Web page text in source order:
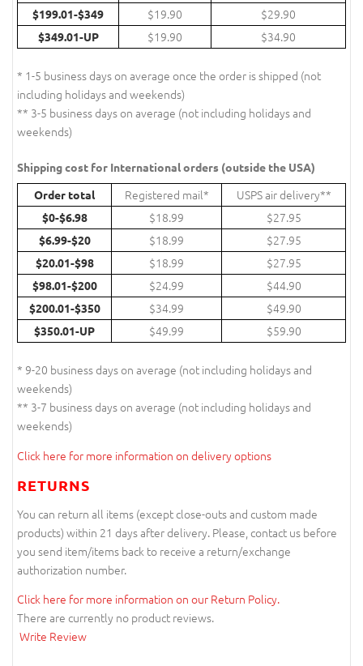
$199.01-$349 $19.90 $29.90
$349.01-UP $19.90 $34.90
* 1-5 business days on average once the order is shipped (not
including holidays and weekends)
** 3-5 business days on average (not including holidays and
weekends)
Shipping cost for International orders (outside the USA)
Order total
Registered mail* USPS air delivery**
$0-$6.98 $18.99 $27.95
$6.99-$20 $18.99 $27.95
$20.01-$98 $18.99 $27.95
$98.01-$200 $24.99 $44.90
$200.01-$350 $34.99 $49.90
$350.01-UP $49.99 $59.90
* 9-20 business days on average (not including holidays and
weekends)
** 3-7 business days on average (not including holidays and
weekends)
Click here for more information on delivery options
RETURNS
You can return all items (except close-outs and custom made
products) within 21 days after delivery. Please, contact us before
you send item/items back to receive a return/exchange
authorization number.
Click here for more information on our Return Policy.
There are currently no product reviews.
Write Review